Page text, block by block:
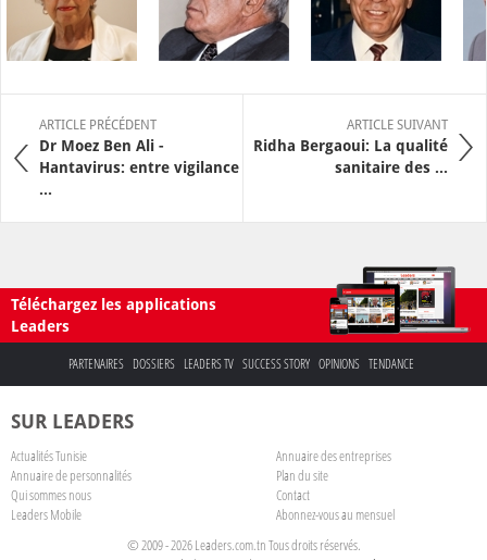
ARTICLE PRÉCÉDENT
Dr Moez Ben Ali -
Hantavirus: entre vigilance
...
ARTICLE SUIVANT
Ridha Bergaoui: La qualité
sanitaire des ...
Téléchargez les applications
Leaders
PARTENAIRES DOSSIERS LEADERS TV SUCCESS STORY OPINIONS TENDANCE
SUR LEADERS
Actualités Tunisie
Annuaire des entreprises
Annuaire de personnalités
Plan du site
Qui sommes nous
Contact
Leaders Mobile
Abonnez-vous au mensuel
© 2009 - 2026 Leaders.com.tn Tous droits réservés.